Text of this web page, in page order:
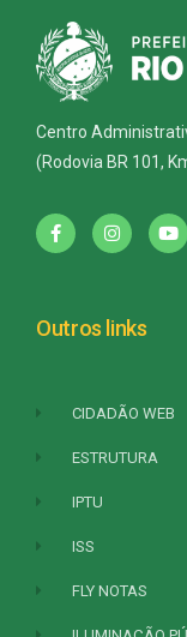
Centro
(Rodovia BR 101,
Outros links
CIDADÃO WEB
ESTRUTURA
IPTU
ISS
FLY NOTAS